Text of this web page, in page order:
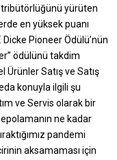
yürüten
en yüksek puanı
Pioneer Ödülü’nün
ödülünü takdim
Ürünler Satış ve Satış
konuyla ilgili şu
ve Servis olarak bir
ne kadar
pandemi
aksamaması için